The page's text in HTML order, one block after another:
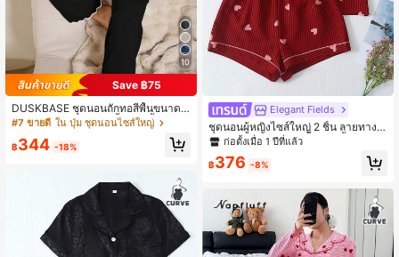
10
Save ฿75
DUSKBASE ชุดนอนถักทอสีพื้นขนาดใ
หญ่พิเศษ แต่งระบาย, เสื้อแขนสั้นทรงห
ลวม คอปกแบบเปิดด้านหน้า และกางเก
งขายาว ชุดลำลองใส่ในฤดูร้อน
#7 ขายดี ใน ปุ่ม ชุดนอนไซส์ใหญ่
฿344 -18%
Elegant Fields
ชุดนอนผู้หญิงไซส์ใหญ่ 2 ชิ้น ลายทางพิ
มพ์หัวใจน่ารักหวาน เสื้อแขนสั้นคอปกติ
นและชุดใส่เล่นสบายๆ ฤดูร้อน
ก่อตั้งเมื่อ 1 ปีที่แล้ว
฿376 -8%